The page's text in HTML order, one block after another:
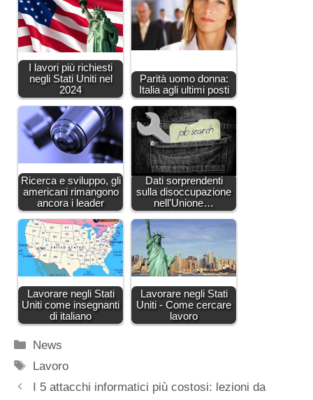
I lavori più richiesti
negli Stati Uniti nel
2024
Parità uomo donna:
Italia agli ultimi posti
Ricerca e sviluppo, gli
americani rimangono
ancora i leader
Dati sorprendenti
sulla disoccupazione
nell'Unione…
Lavorare negli Stati
Uniti come insegnanti
di italiano
Lavorare negli Stati
Uniti - Come cercare
lavoro
Categorie
News
Tag
Lavoro
I 5 attacchi informatici più costosi: lezioni da